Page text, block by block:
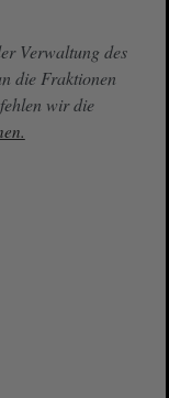
Verwaltung des
die Fraktionen
wir die